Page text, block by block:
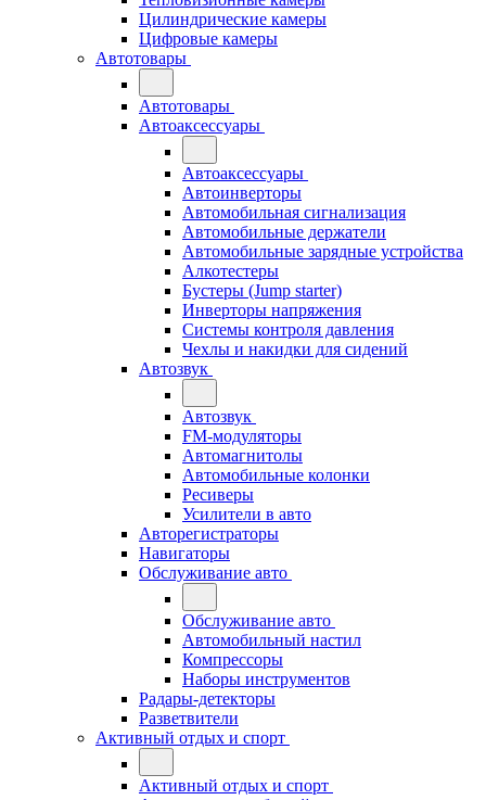
Цилиндрические камеры
Цифровые камеры
Автотовары
Автотовары
Автоаксессуары
Автоаксессуары
Автоинверторы
Автомобильная сигнализация
Автомобильные держатели
Автомобильные зарядные устройства
Алкотестеры
Бустеры (Jump starter)
Инверторы напряжения
Системы контроля давления
Чехлы и накидки для сидений
Автозвук
Автозвук
FM-модуляторы
Автомагнитолы
Автомобильные колонки
Ресиверы
Усилители в авто
Авторегистраторы
Навигаторы
Обслуживание авто
Обслуживание авто
Автомобильный настил
Компрессоры
Наборы инструментов
Радары-детекторы
Разветвители
Активный отдых и спорт
Активный отдых и спорт